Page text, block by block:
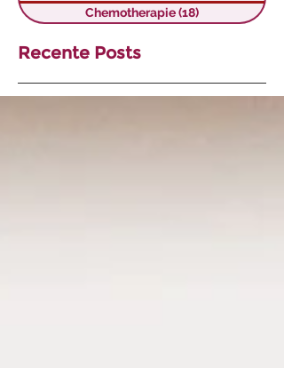
Chemotherapie(18)
Recente Posts